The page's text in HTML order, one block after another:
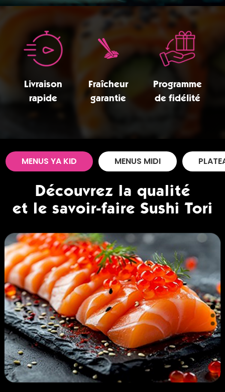
Livraison
rapide
Fraîcheur
garantie
Programme
de fidélité
MENUS YA KID MENUS MIDI
Découvrez la qualité
et le savoir-faire Sushi Tori